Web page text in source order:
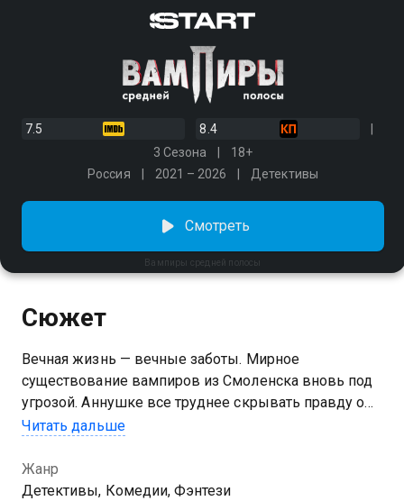
7.5
8.4
3 Сезона
18+
Россия
2021 – 2026 Детективы
Вампиры средней полосы
Смотреть
Сюжет
Вечная жизнь — вечные заботы. Мирное
существование вампиров из Смоленска вновь под
угрозой. Аннушке все труднее скрывать правду о
себе от старого знакомого, московского
необычного младенца и терпит похождения
Барановского, переставшего быть человеком. В
Читать дальше
Жанр
Детективы, Комедии, Фэнтези